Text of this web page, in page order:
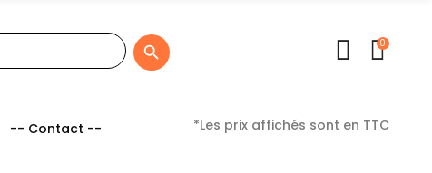

0
-- Contact -- *Les prix affichés sont en TTC